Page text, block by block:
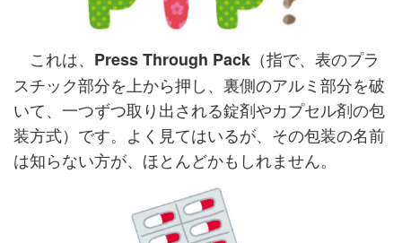
これは、 Press Through Pack （指で、表のプラ
スチック部分を上から押し、裏側のアルミ部分を破
いて、一つずつ取り出される錠剤やカプセル剤の包
装方式）です。よく見てはいるが、その包装の名前
は知らない方が、ほとんどかもしれません。